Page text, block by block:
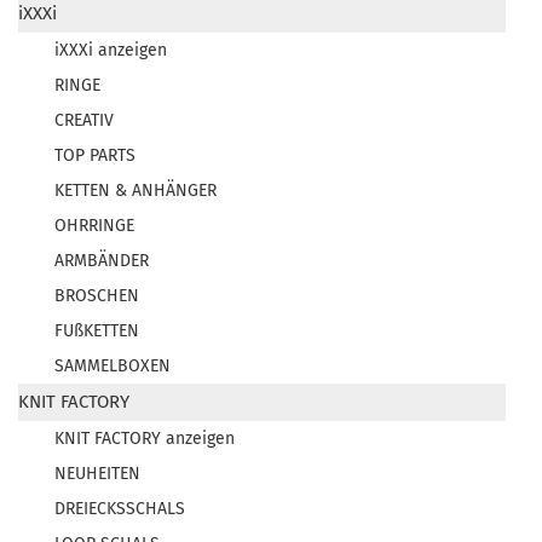
iXXXi
iXXXi anzeigen
RINGE
CREATIV
TOP PARTS
KETTEN & ANHÄNGER
OHRRINGE
ARMBÄNDER
BROSCHEN
FUßKETTEN
SAMMELBOXEN
KNIT FACTORY
KNIT FACTORY anzeigen
NEUHEITEN
DREIECKSSCHALS